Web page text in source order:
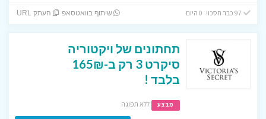
שיתוף בוואטסאפ העתק URL
תחתונים של ויקטוריה
סיקרט 3 רק ב-165₪
בלבד !
מבצע ללא תפוגה